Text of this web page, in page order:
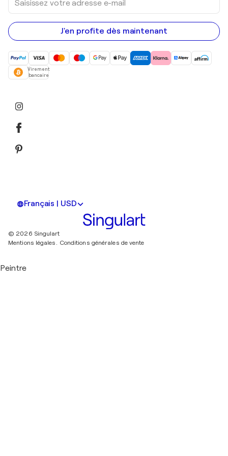
votre
adresse
e-
mail
J'en profite dès maintenant
Virement
bancaire
Français | USD
© 2026 Singulart
Mentions légales. Conditions générales de vente
Peintre